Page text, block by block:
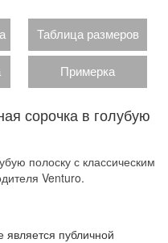
Таблица размеров
Примерка
сорочка в голубую
полоску с классическим
Venturo.
публичной